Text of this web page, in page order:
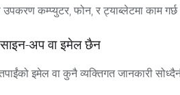
उपकरण कम्प्युटर, फोन, र ट्याब्लेटमा काम
अप वा इमेल छैन
तपाईंको इमेल वा कुनै व्यक्तिगत जानकारी